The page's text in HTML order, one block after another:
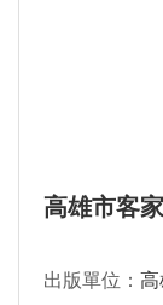
高雄市客
出版單位：